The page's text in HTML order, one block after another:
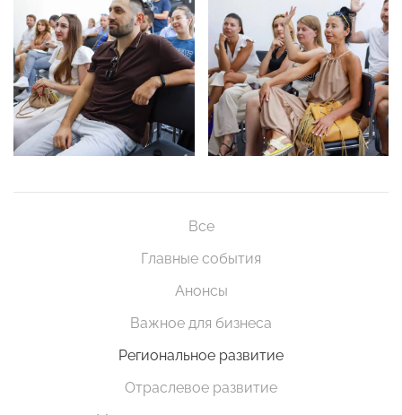
Все
Главные события
Анонсы
Важное для бизнеса
Региональное развитие
Отраслевое развитие